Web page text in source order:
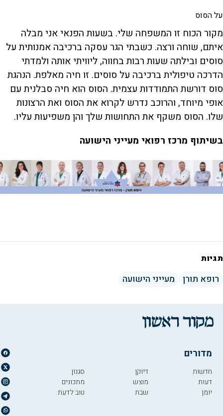
על הסוס
מקור הכוח זו המשפחה שלי. בשעות הפנאי אני מבלה
איתם, שוחה ורצה. כשבתי הגר עסקה ברכיבה אמנותית על
סוסים ובילתה שעות רבות בחווה, ליוויתי אותה ולמדתי
הדרכה טיפולית ברכיבה על סוסים. זו חיה מאלפת. הנהגת
סוס דורשת התמודדות עצמית. הסוס הוא חיה סבלנית עם
אופי מיוחד, והרוכב נדרש לקרוא את הסוס ואת הרצונות
שלו. הסוס משקף את התחושות שלך והן משפיעות עליו.
בשיתוף מרכז רפואי מעייני הישועה
תגיות
רופא תורן מעייני הישועה
מדורים
חדשות
דעות
יומן
דיוקן
מוצש
שבת
סגנון
מתכונים
טוב לדעת